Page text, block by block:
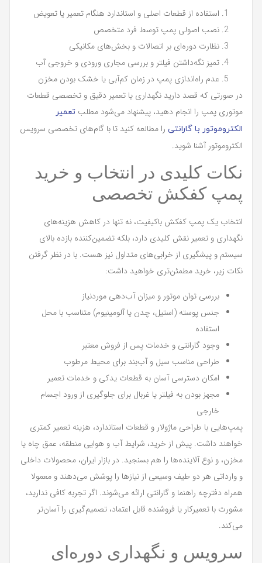
استفاده از قطعات اصلی و استاندارد هنگام تعمیر یا تعویض
نصب اصولی پمپ توسط فرد متخصص
نظارت دوره‌ای بر اتصالات و بخش‌های مکانیکی
تمیز نگه‌داشتن فیلتر و بررسی مجاری ورودی و خروجی آب
عدم راه‌اندازی پمپ در زمان کم‌آبی یا خشک بودن مخزن
در صورتی که قصد دارید نگهداری یا تعمیر دقیق و تخصصی قطعات
موتوری پمپ را انجام دهید، پیشنهاد می‌شود مطلب تعمیر
الکتروموتور با گارانتی را مطالعه کنید تا با گام‌های تخصصی سرویس
الکتروموتور آشنا شوید.
نکات کلیدی در انتخاب و خرید
پمپ کفکش تخصصی
انتخاب یک پمپ کفکش باکیفیت، نه تنها در کاهش هزینه‌های
نگهداری و تعمیر نقش کلیدی دارد، بلکه تضمین‌کننده بازده بالای
سیستم و پیشگیری از خرابی‌های متداول نیز هست. با در نظر گرفتن
نکات زیر، خرید مطمئن‌تری خواهید داشت:
بررسی توان موتور و میزان آب‌دهی موردنیاز
جنس پوسته (استیل، چدن یا آلومینیوم) متناسب با محل
استفاده
وجود گارانتی و خدمات پس از فروش معتبر
طراحی مناسب سیل و آب‌بند برای محیط مرطوب
امکان دسترسی آسان به قطعات یدکی و خدمات تعمیر
مجهز بودن به فیلتر یا غربال برای جلوگیری از ورود اجسام
خارجی
پمپ‌هایی با طراحی ماژولار و قطعات استاندارد، هزینه تعمیر کمتری
خواهند داشت. پیش از خرید، شرایط آب و هوایی منطقه، عمق چاه یا
مخزن، و نوع آلاینده‌ها را هم بسنجید. در بازار ایران، محصولات داخلی
و وارداتی هر دو طیف وسیعی از نیازها را پوشش می‌دهند و معمولا
همراه دفترچه راهنما و گارانتی ارائه می‌شوند. اگر تجربه کافی ندارید،
مشورت با تعمیرکار یا فروشنده قابل اعتماد، تصمیم‌گیری را آسان‌تر
می‌کند.
سرویس و نگهداری دوره‌ای